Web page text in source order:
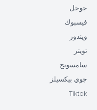
جوجل
فيسبوك
ويندوز
تويتر
سامسونج
جوي بيكسيلز
Tiktok